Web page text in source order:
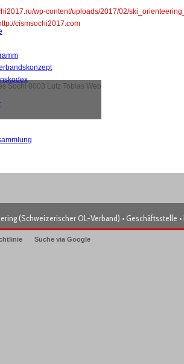
wp-content/uploads/2017/02/
cismsochi2017.com
(Schweizerischer OL-Verband) • Geschäftsstelle
Suche via Google